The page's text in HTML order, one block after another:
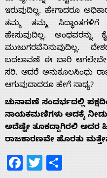
ಇರುವುದಿಲ್ಲ. ಹೇಗಾದರೂ
ತಮ್ಮ ತಮ್ಮ ಸಿದ್ಧಾಂತಗಳಿಗೆ
ಹೇಸುವುದಿಲ್ಲ. ಅಂಥವರನ್ನು
ಮುಜುಗರವೆನಿಸುವುದಿಲ್ಲ.
ಬದಲಾವಣೆ ಈ ಬಾರಿ
ಸರಿ. ಆದರೆ ಅನುಕೂಲಸಿಂಧು
ಆಗುವುದಾದರೂ ಹೇಗೆ ಸಾಧ್ಯ?
ಚುನಾವಣೆ ಸಂದರ್ಭದಲ್ಲಿ
ನಾಯಕಮಣಿಗಳು ಅದಕ್ಕೆ
ಅದೆಷ್ಟೇ ತೂಕದ್ದಾಗಿರಲಿ ಅದರ
ರಾಜಕಾರಣವೇ ಹೊರತು
Facebook
Twitter